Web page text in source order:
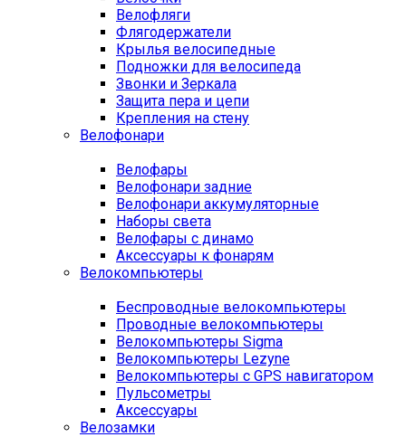
Велофляги
Флягодержатели
Крылья велосипедные
Подножки для велосипеда
Звонки и Зеркала
Защита пера и цепи
Крепления на стену
Велофонари
Велофары
Велофонари задние
Велофонари аккумуляторные
Наборы света
Велофары с динамо
Аксессуары к фонарям
Велокомпьютеры
Беспроводные велокомпьютеры
Проводные велокомпьютеры
Велокомпьютеры Sigma
Велокомпьютеры Lezyne
Велокомпьютеры с GPS навигатором
Пульсометры
Аксессуары
Велозамки